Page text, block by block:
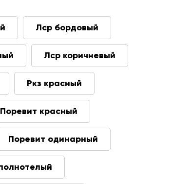
Лср бордовый
Лср коричневый
Ркз красный
Поревит красный
Поревит одинарный